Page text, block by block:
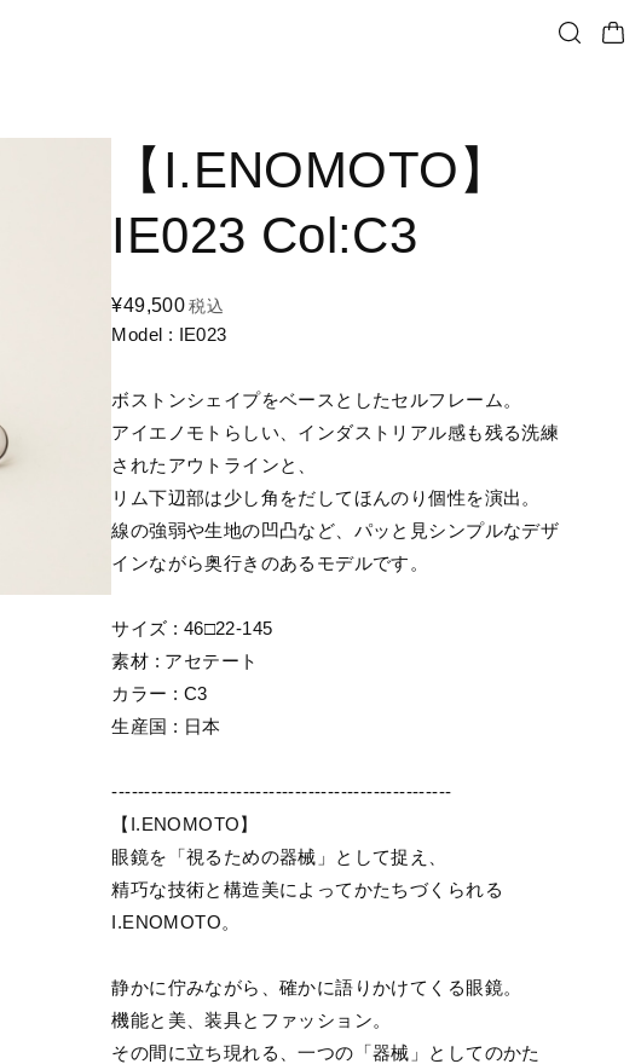
【I.ENOMOTO】
IE023 Col:C3
¥49,500 税込
Model : IE023
ボストンシェイプをベースとしたセルフレーム。
アイエノモトらしい、インダストリアル感も残る洗練
されたアウトラインと、
リム下辺部は少し角をだしてほんのり個性を演出。
線の強弱や生地の凹凸など、パッと見シンプルなデザ
インながら奥行きのあるモデルです。
サイズ : 46□22-145
素材 : アセテート
カラー : C3
生産国 : 日本
----------------------------------------------------
【I.ENOMOTO】
眼鏡を「視るための器械」として捉え、
精巧な技術と構造美によってかたちづくられる
I.ENOMOTO。
静かに佇みながら、確かに語りかけてくる眼鏡。
機能と美、装具とファッション。
その間に立ち現れる、一つの「器械」としてのかた